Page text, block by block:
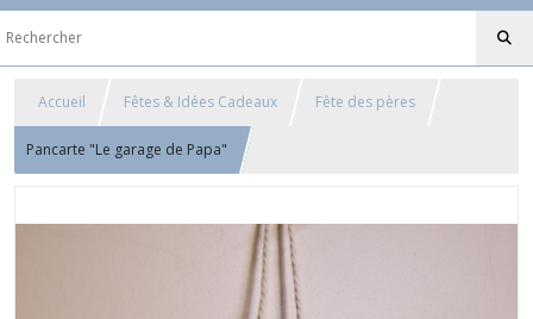
Accueil Fêtes & Idées Cadeaux Fête des pères
Pancarte "Le garage de Papa"